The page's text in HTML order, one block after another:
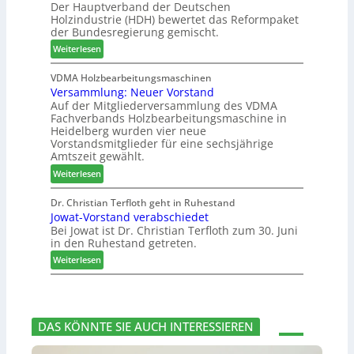
t
e
m
h
e
n
2
0
2
6
t
B
e
s
u
c
h
e
r
z
a
h
l
e
n
t
b
o
t
h
i
l
f
t
b
e
i
P
r
o
d
u
k
t
s
h
e
Der Hauptverband der Deutschen
Holzindustrie (HDH) bewertet das Reformpaket
der Bundesregierung gemischt.
Weiterlesen:
H
D
H
f
o
r
d
e
r
t
N
a
c
h
b
e
e
r
u
VDMA Holzbearbeitungsmaschinen
Versammlung: Neuer Vorstand
Auf der Mitgliederversammlung des VDMA
Fachverbands Holzbearbeitungsmaschine in
Heidelberg wurden vier neue
Vorstandsmitglieder für eine sechsjährige
Amtszeit gewählt.
Weiterlesen:
V
e
r
s
a
m
g
:
Dr. Christian Terfloth geht in Ruhestand
Jowat-Vorstand verabschiedet
Bei Jowat ist Dr. Christian Terfloth zum 30. Juni
in den Ruhestand getreten.
Weiterlesen:
J
a
t
-
DAS KÖNNTE SIE AUCH INTERESSIEREN